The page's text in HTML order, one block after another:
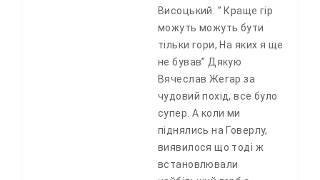
Висоцький: ” Краще гір
можуть можуть бути
тільки гори, На яких я ще
не бував” Дякую
Вячеслав Жегар за
чудовий похід, все було
супер. А коли ми
піднялись на Говерлу,
виявилося що тоді ж
встановлювали